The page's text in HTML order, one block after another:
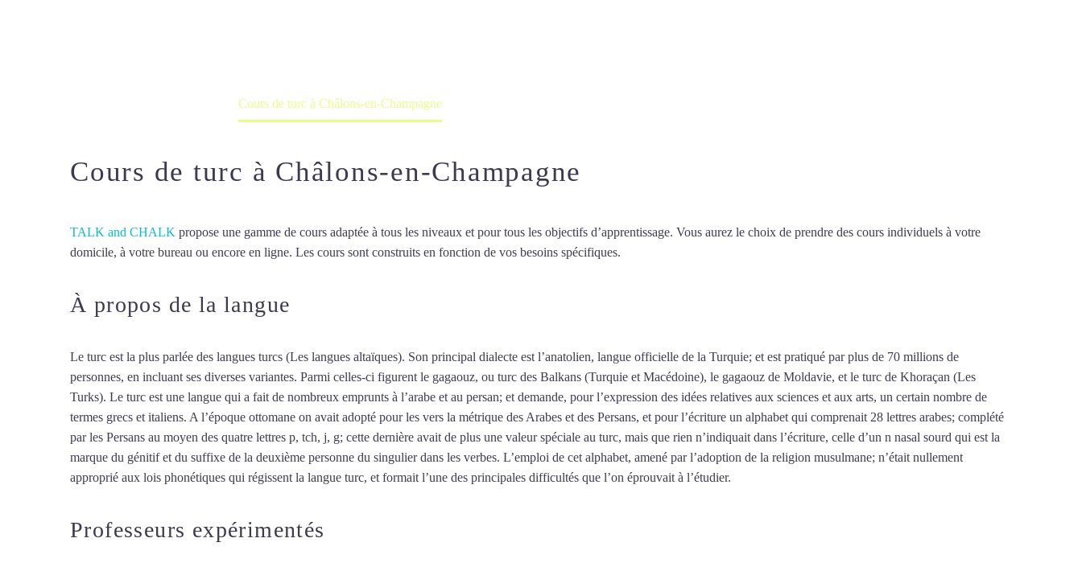
Cours de turc à Châlons-en-Champagne
Cours de turc à Châlons-en-Champagne
TALK and CHALK propose une gamme de cours adaptée à tous les niveaux et pour tous les objectifs d’apprentissage. Vous aurez le choix de prendre des cours individuels à votre
domicile, à votre bureau ou encore en ligne. Les cours sont construits en fonction de vos besoins spécifiques.
À propos de la langue
Le turc est la plus parlée des langues turcs (Les langues altaïques). Son principal dialecte est l’anatolien, langue officielle de la Turquie; et est pratiqué par plus de 70 millions de
personnes, en incluant ses diverses variantes. Parmi celles-ci figurent le gagaouz, ou turc des Balkans (Turquie et Macédoine), le gagaouz de Moldavie, et le turc de Khoraçan (Les
Turks). Le turc est une langue qui a fait de nombreux emprunts à l’arabe et au persan; et demande, pour l’expression des idées relatives aux sciences et aux arts, un certain nombre de
termes grecs et italiens. A l’époque ottomane on avait adopté pour les vers la métrique des Arabes et des Persans, et pour l’écriture un alphabet qui comprenait 28 lettres arabes; complété
par les Persans au moyen des quatre lettres p, tch, j, g; cette dernière avait de plus une valeur spéciale au turc, mais que rien n’indiquait dans l’écriture, celle d’un n nasal sourd qui est la
marque du génitif et du suffixe de la deuxième personne du singulier dans les verbes. L’emploi de cet alphabet, amené par l’adoption de la religion musulmane; n’était nullement
approprié aux lois phonétiques qui régissent la langue turc, et formait l’une des principales difficultés que l’on éprouvait à l’étudier.
Professeurs expérimentés